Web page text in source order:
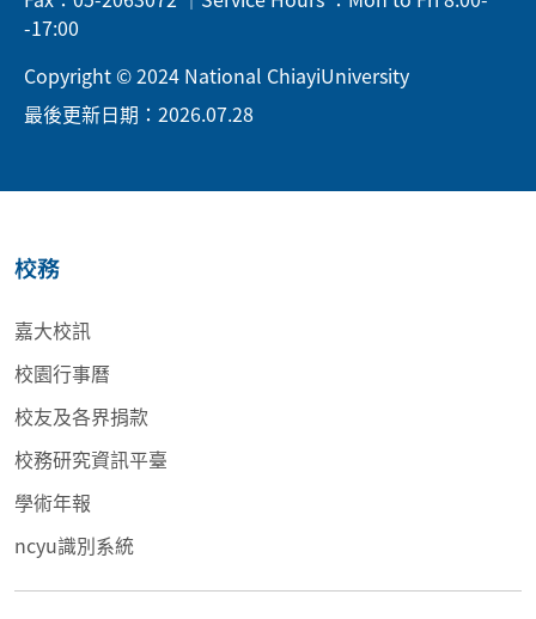
-17:00
Copyright © 2024 National ChiayiUniversity
最後更新日期：2026.07.28
校務
嘉大校訊
校園行事曆
校友及各界捐款
校務研究資訊平臺
學術年報
ncyu識別系統